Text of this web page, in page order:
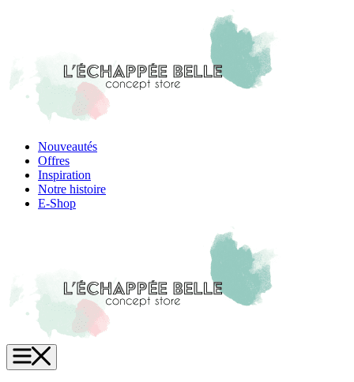
Nouveautés
Offres
Inspiration
Notre histoire
E-Shop
L'Échappée Belle
Menu